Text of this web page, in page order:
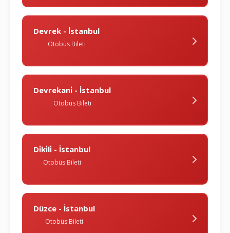
Devrek - İstanbul
Otobüs Bileti
Devrekani̇ - İstanbul
Otobüs Bileti
Di̇ki̇li̇ - İstanbul
Otobüs Bileti
Düzce - İstanbul
Otobüs Bileti